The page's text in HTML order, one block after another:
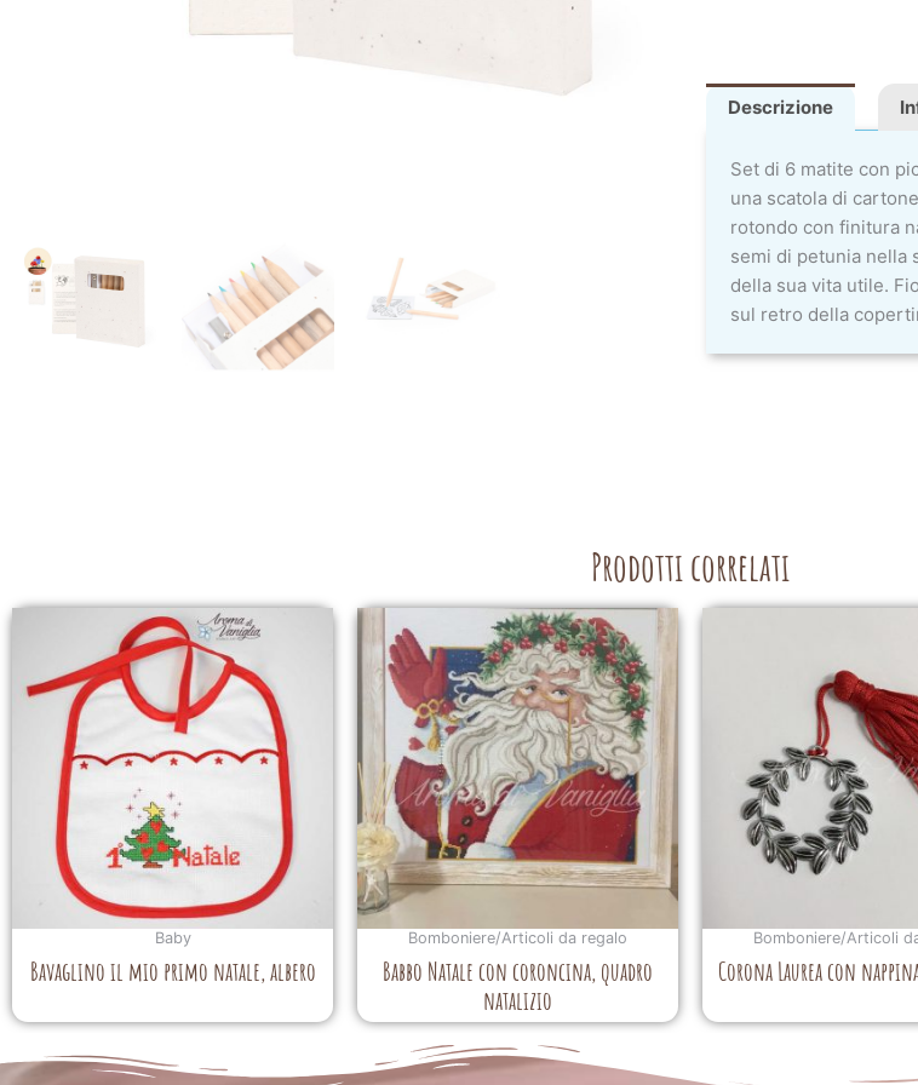
Descrizione
Set di 6 matite con
una scatola di
rotondo con finitura
semi di petunia nella
della sua vita utile.
sul retro della
Prodotti correlati
Baby
Bavaglino il mio primo natale, albero
Bomboniere/Articoli da regalo
Babbo Natale con coroncina, quadro
natalizio
Bomboniere/Articoli
Corona Laurea con